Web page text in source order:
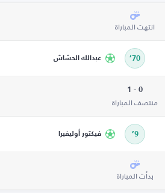
انتهت المباراة
70’ عبدالله الحشاش
0 - 1
منتصف المباراة
9’ فيكتور أوليفيرا
بدأت المباراة